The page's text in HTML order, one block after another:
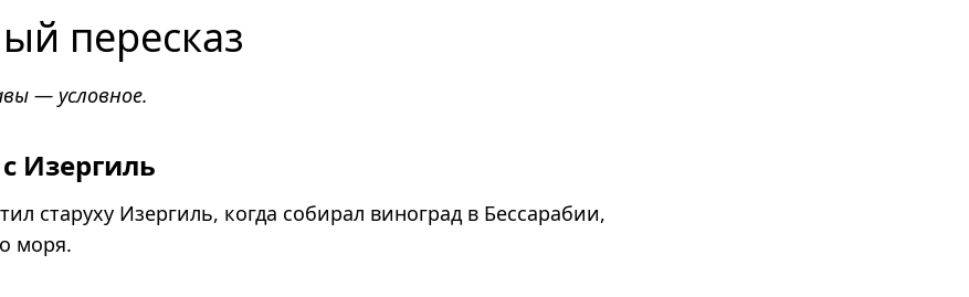
пересказ
— условное.
Изергиль
старуху Изергиль, когда собирал виноград в Бессарабии,
моря.